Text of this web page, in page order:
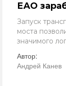
ЕАО
Запуск
моста
значимого
Автор:
Андрей Канев